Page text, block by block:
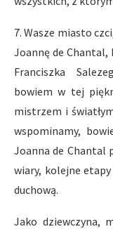
7. Wasze miasto
Joannę de Chantal,
Franciszka
bowiem w tej
mistrzem i
wspominamy,
Joanna de Chantal
wiary, kolejne
duchową.
Jako dziewczyna,